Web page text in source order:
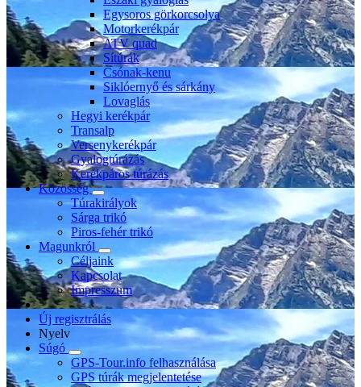
Egysoros görkorcsolya
Motorkerékpár
ATV quad
Sítúrák
Csónak-kenu
Siklóernyő és sárkány
Lovaglás
Hegyi kerékpár
Transalp
Versenykerékpár
Gyalogtúrázás
Kerékpáros túrázás
Közösség
Túrakirályok
Sárga trikó
Piros-fehér trikó
Magunkról
Céljaink
Kapcsolat
Impresszum
Új regisztrálás
Nyelv
Súgó
GPS-Tour.info felhasználása
GPS túrák megjelentetése